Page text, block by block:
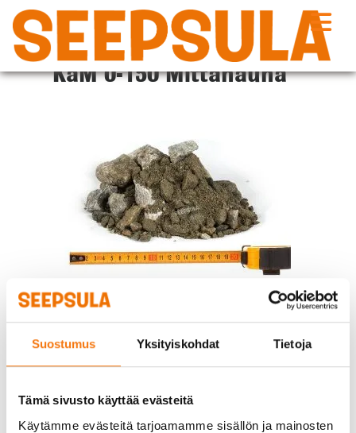
Suostumus Yksityiskohdat Tietoja
Tämä sivusto käyttää evästeitä
Käytämme evästeitä tarjoamamme sisällön ja mainosten
Siirry
sisältöön
KaM 0-150 Mittanauha